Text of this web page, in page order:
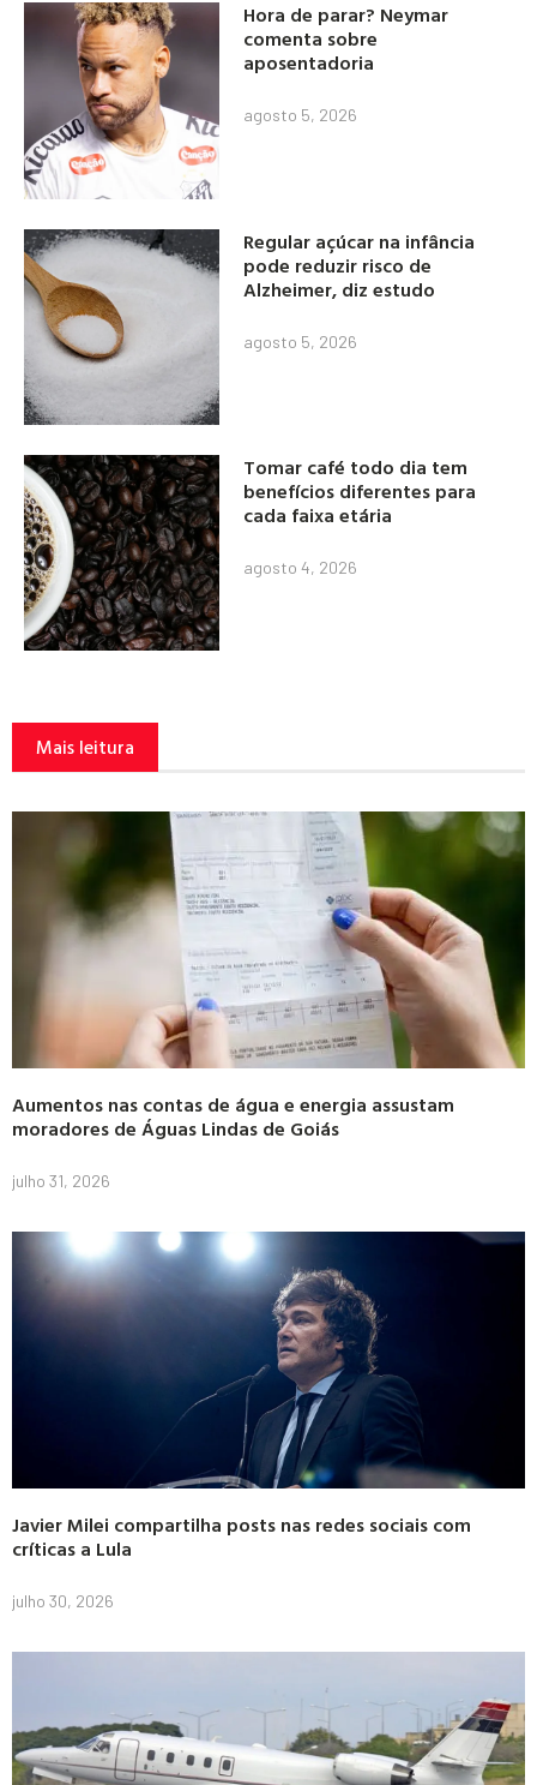
Hora de parar? Neymar
comenta sobre
aposentadoria
agosto 5, 2026
Regular açúcar na infância
pode reduzir risco de
Alzheimer, diz estudo
agosto 5, 2026
Tomar café todo dia tem
benefícios diferentes para
cada faixa etária
agosto 4, 2026
Mais leitura
Aumentos nas contas de água e energia assustam
moradores de Águas Lindas de Goiás
julho 31, 2026
Javier Milei compartilha posts nas redes sociais com
críticas a Lula
julho 30, 2026